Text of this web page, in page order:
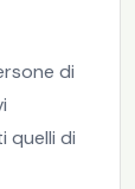
di
quelli di